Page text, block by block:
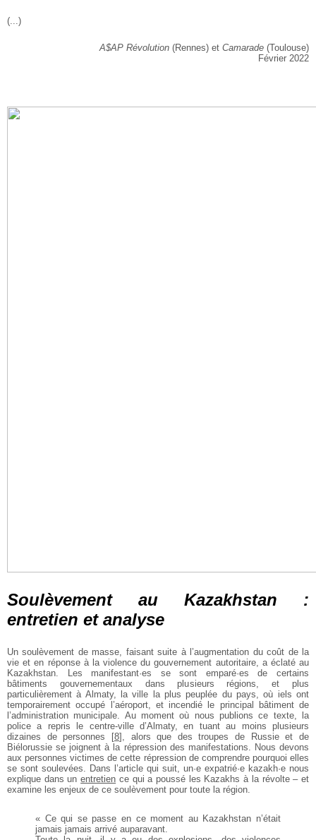
(...)
A$AP Révolution (Rennes) et Camarade (Toulouse)
Février 2022
Soulèvement au Kazakhstan :
entretien et analyse
Un soulèvement de masse, faisant suite à l’augmentation du coût de la
vie et en réponse à la violence du gouvernement autoritaire, a éclaté au
Kazakhstan. Les manifestant·es se sont emparé·es de certains
bâtiments gouvernementaux dans plusieurs régions, et plus
particulièrement à Almaty, la ville la plus peuplée du pays, où iels ont
temporairement occupé l’aéroport, et incendié le principal bâtiment de
l’administration municipale. Au moment où nous publions ce texte, la
police a repris le centre-ville d’Almaty, en tuant au moins plusieurs
dizaines de personnes [8] , alors que des troupes de Russie et de
Biélorussie se joignent à la répression des manifestations. Nous devons
aux personnes victimes de cette répression de comprendre pourquoi elles
se sont soulevées. Dans l’article qui suit, un·e expatrié·e kazakh·e nous
explique dans unentretien ce qui a poussé les Kazakhs à la révolte – et
examine les enjeux de ce soulèvement pour toute la région.
« Ce qui se passe en ce moment au Kazakhstan n’était
jamais jamais arrivé auparavant.